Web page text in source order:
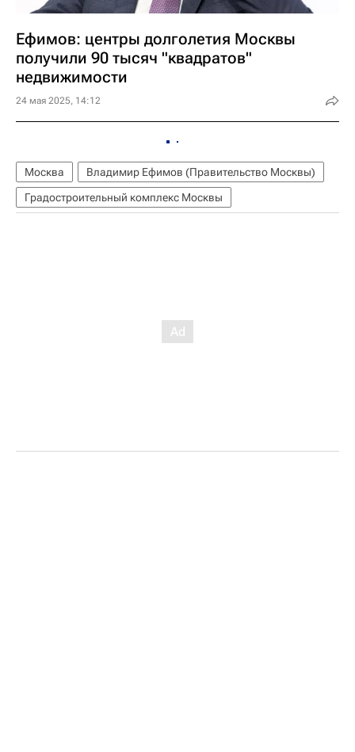
Ефимов: центры долголетия Москвы
получили 90 тысяч "квадратов"
недвижимости
24 мая 2025, 14:12
Москва
Владимир Ефимов (Правительство Москвы)
Градостроительный комплекс Москвы